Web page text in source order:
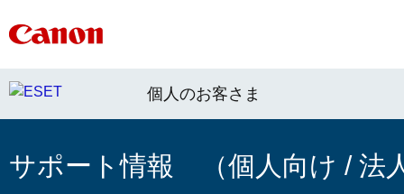
個人のお客さま
サポート情報 （個人向け / 法